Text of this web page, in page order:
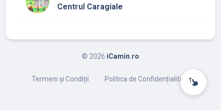
Centrul Caragiale
© 2026 iCamin.ro
Termeni și Condiții Politica de Confidențialitateswipe_up